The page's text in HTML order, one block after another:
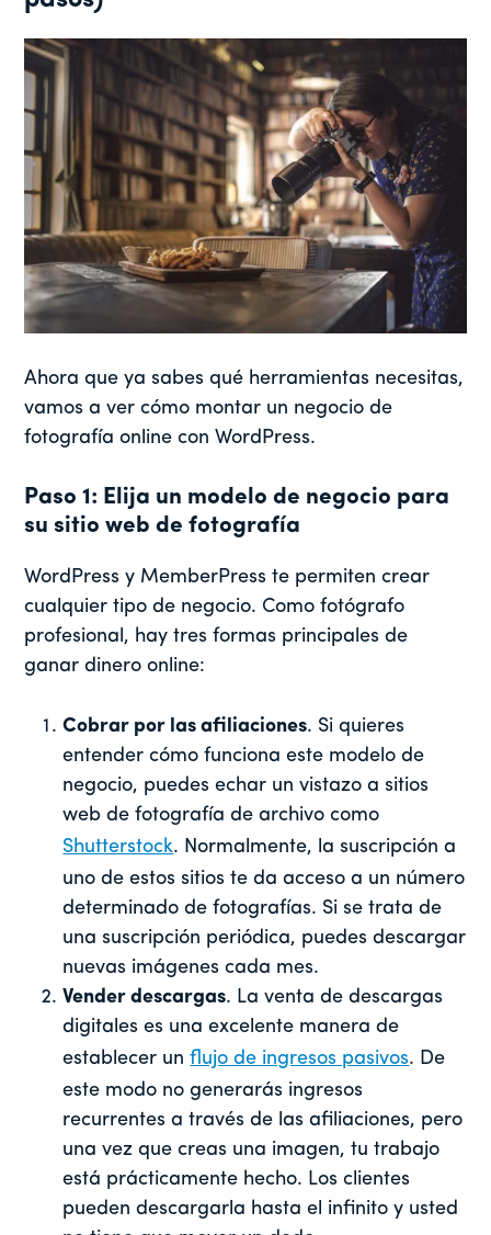
Ahora que ya sabes qué herramientas necesitas,
vamos a ver cómo montar un negocio de
fotografía online con WordPress.
Paso 1: Elija un modelo de negocio para
su sitio web de fotografía
WordPress y MemberPress te permiten crear
cualquier tipo de negocio. Como fotógrafo
profesional, hay tres formas principales de
ganar dinero online:
Cobrar por las afiliaciones. Si quieres
entender cómo funciona este modelo de
negocio, puedes echar un vistazo a sitios
web de fotografía de archivo como
Shutterstock. Normalmente, la suscripción a
uno de estos sitios te da acceso a un número
determinado de fotografías. Si se trata de
una suscripción periódica, puedes descargar
nuevas imágenes cada mes.
Vender descargas. La venta de descargas
digitales es una excelente manera de
establecer unflujo de ingresos pasivos. De
este modo no generarás ingresos
recurrentes a través de las afiliaciones, pero
una vez que creas una imagen, tu trabajo
está prácticamente hecho. Los clientes
pueden descargarla hasta el infinito y usted